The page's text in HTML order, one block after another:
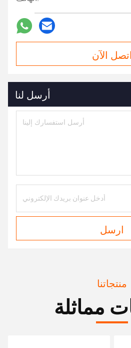
اتصل الآن
أرسل لنا
ارسل
منتجاتنا
مماثلة